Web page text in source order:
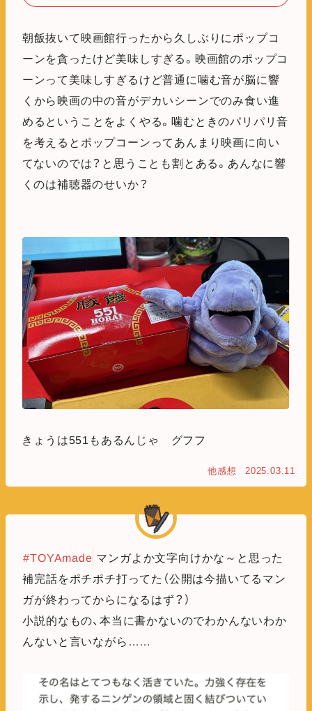
朝飯抜いて映画館行ったから久しぶりにポップコ
ーンを貪ったけど美味しすぎる。映画館のポップコ
ーンって美味しすぎるけど普通に噛む音が脳に響
くから映画の中の音がデカいシーンでのみ食い進
めるということをよくやる。噛むときのパリパリ音
を考えるとポップコーンってあんまり映画に向い
てないのでは？と思うことも割とある。あんなに響
くのは補聴器のせいか？
きょうは551もあるんじゃ グフフ
他感想 2025.03.11
#TOYAmade マンガよか文字向けかな～と思った
補完話をポチポチ打ってた（公開は今描いてるマン
ガが終わってからになるはず？）
小説的なもの、本当に書かないのでわかんないわか
んないと言いながら……